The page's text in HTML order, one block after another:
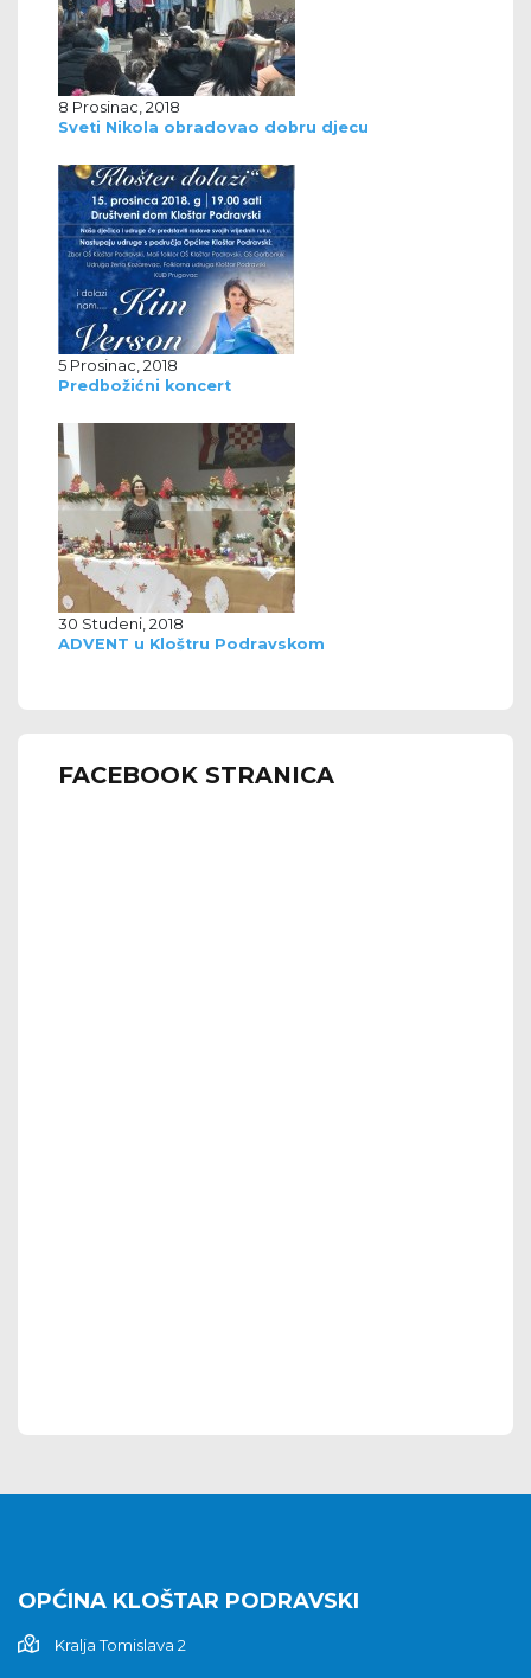
8 Prosinac, 2018
Sveti Nikola obradovao dobru djecu
5 Prosinac, 2018
Predbožićni koncert
30 Studeni, 2018
ADVENT u Kloštru Podravskom
FACEBOOK STRANICA
OPĆINA KLOŠTAR PODRAVSKI
Kralja Tomislava 2